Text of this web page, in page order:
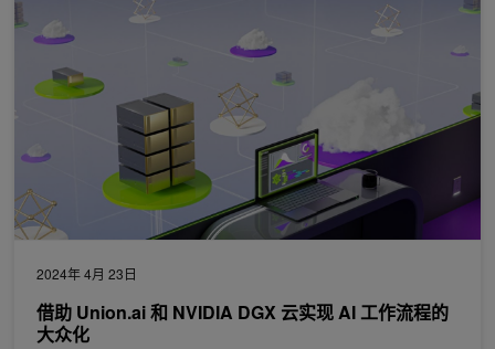
2024年 4月 23日
借助 Union.ai 和 NVIDIA DGX 云实现 AI 工作流程的
大众化